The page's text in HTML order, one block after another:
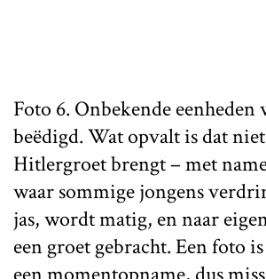
Foto 6. Onbekende eenheden
beëdigd. Wat opvalt is dat
Hitlergroet brengt – met
waar sommige jongens
jas, wordt matig, en naar
een groet gebracht. Een foto